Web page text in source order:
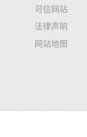
可信网站
法律声明
网站地图